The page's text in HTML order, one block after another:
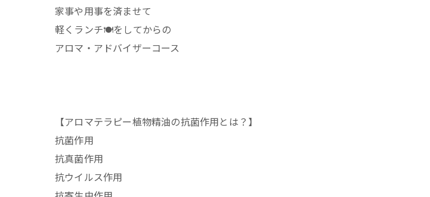
家事や用事を済ませて
軽くランチ🍽️をしてからの
アロマ・アドバイザーコース
【アロマテラピー植物精油の抗菌作用とは？】
抗菌作用
抗真菌作用
抗ウイルス作用